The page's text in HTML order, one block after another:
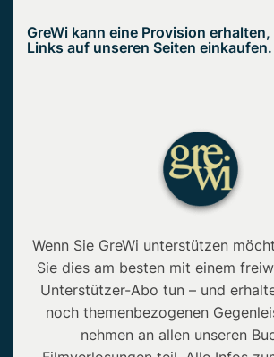
GreWi kann eine Provision
Links auf unseren Seiten einkaufen.
Wenn Sie GreWi unterstützen
Sie dies am besten mit einem
Unterstützer-Abo tun – und
noch themenbezogenen
nehmen an allen unseren